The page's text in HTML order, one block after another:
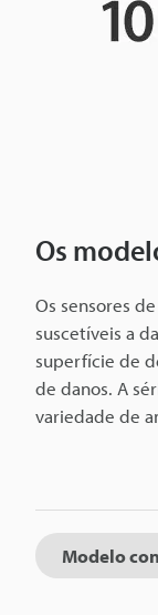
Os
Os sensores
suscetíveis a
superfície de
de danos. A
variedade de
Modelo